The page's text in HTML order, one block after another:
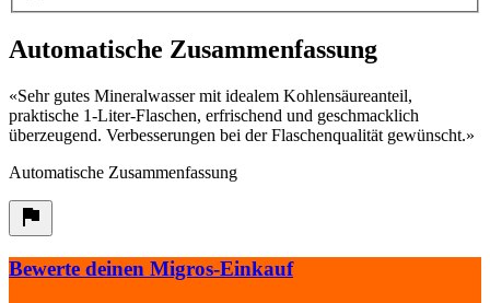
Automatische Zusammenfassung
«Sehr gutes Mineralwasser mit idealem Kohlensäureanteil,
praktische 1-Liter-Flaschen, erfrischend und geschmacklich
überzeugend. Verbesserungen bei der Flaschenqualität gewünscht.»
Automatische Zusammenfassung
Bewerte deinen Migros-Einkauf